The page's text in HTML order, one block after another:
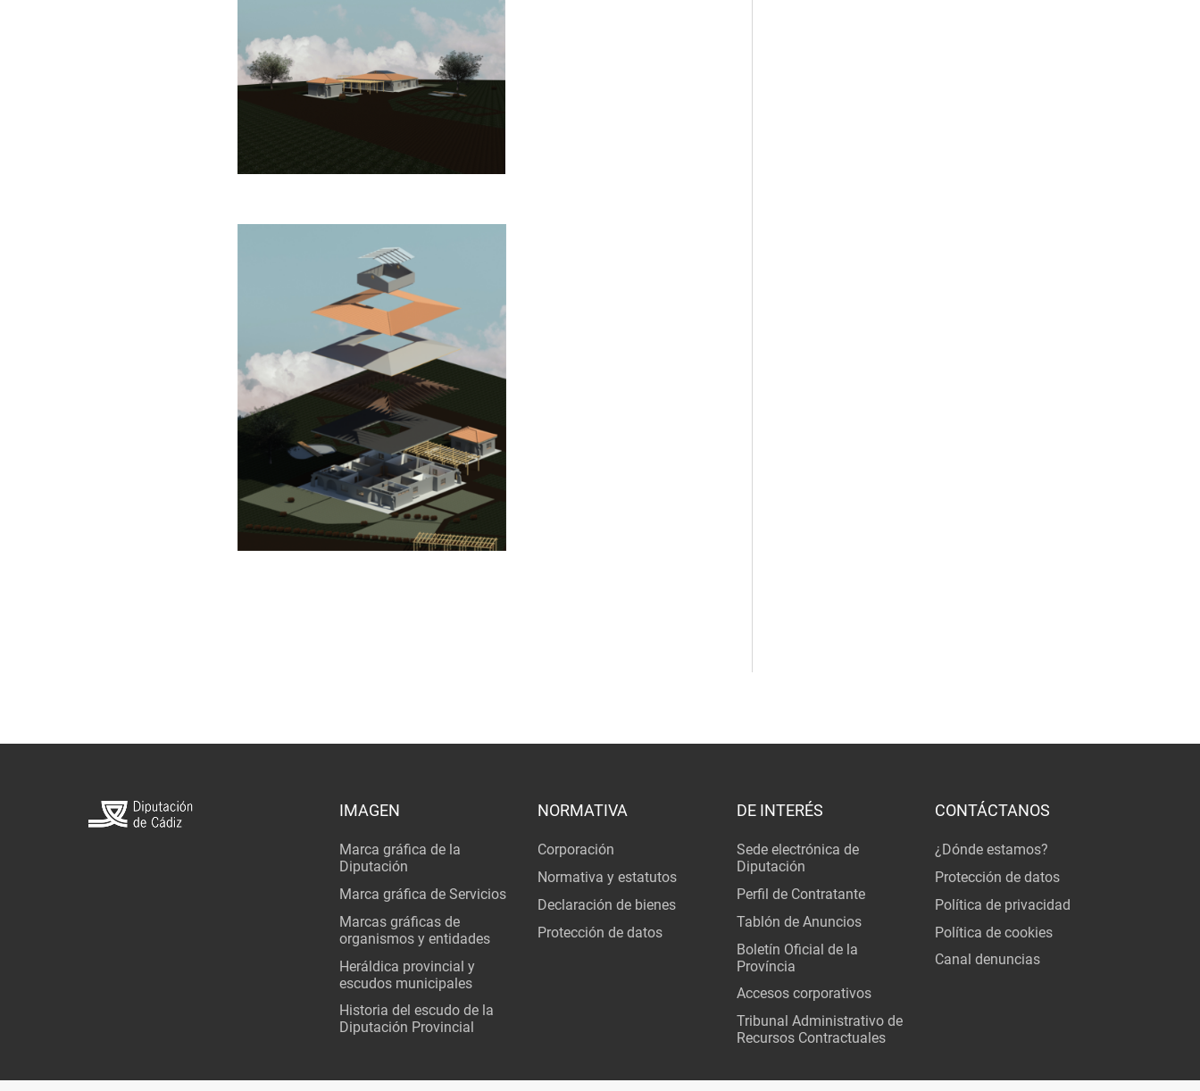
IMAGEN
Marca gráfica de la
Diputación
Marca gráfica de Servicios
Marcas gráficas de
organismos y entidades
Heráldica provincial y
escudos municipales
Historia del escudo de la
Diputación Provincial
NORMATIVA
Corporación
Normativa y estatutos
Declaración de bienes
Protección de datos
DE INTERÉS
Sede electrónica de
Diputación
Perfil de Contratante
Tablón de Anuncios
Boletín Oficial de la
Província
Accesos corporativos
Tribunal Administrativo de
Recursos Contractuales
CONTÁCTANOS
¿Dónde estamos?
Protección de datos
Política de privacidad
Política de cookies
Canal denuncias